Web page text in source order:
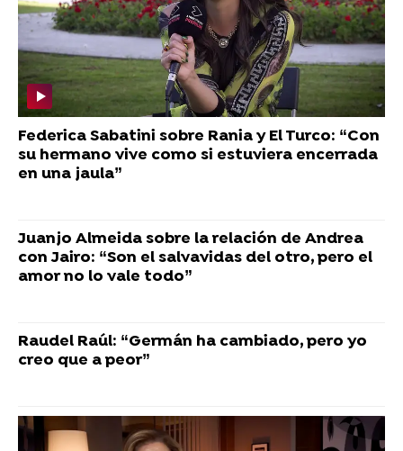
Federica Sabatini sobre Rania y El Turco: “Con
su hermano vive como si estuviera encerrada
en una jaula”
Juanjo Almeida sobre la relación de Andrea
con Jairo: “Son el salvavidas del otro, pero el
amor no lo vale todo”
Raudel Raúl: “Germán ha cambiado, pero yo
creo que a peor”